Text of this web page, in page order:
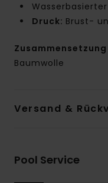
Druck: Brust-
Zusammensetzung
Baumwolle
Versand &
Pool Service